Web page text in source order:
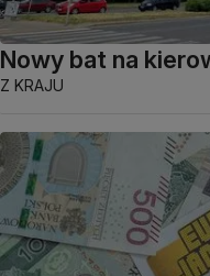
Nowy bat na
Z KRAJU